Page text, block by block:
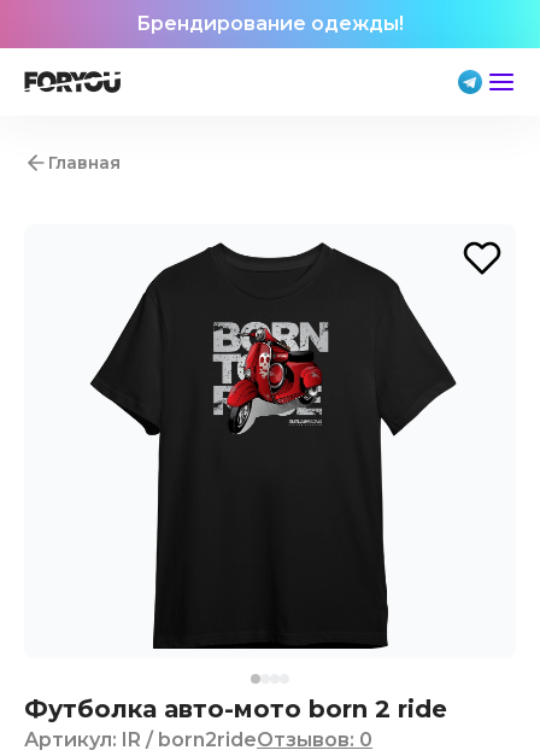
Брендирование одежды!
Главная
Футболка авто-мото born 2 ride
Артикул: IR / born2rideОтзывов: 0